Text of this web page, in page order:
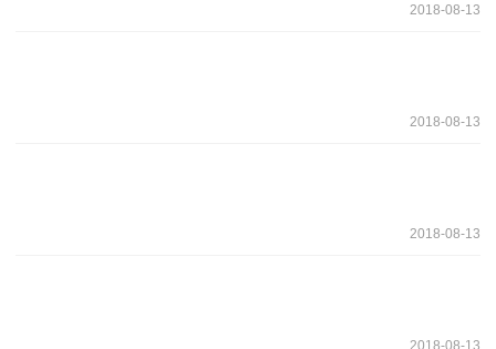
2018-08-13
2018-08-13
2018-08-13
2018-08-13